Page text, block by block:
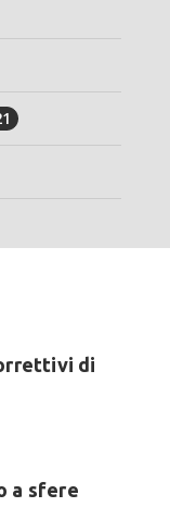
di
a sfere